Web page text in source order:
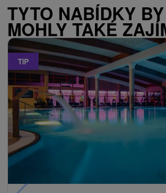
TYTO NABÍDKY
MOHLY TAKÉ
TIP